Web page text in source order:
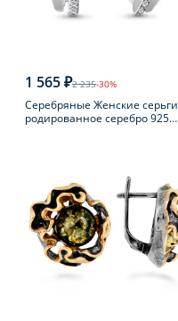
1 565 ₽2 235-30%
Серебряные Женские серьги
родированное серебро 925